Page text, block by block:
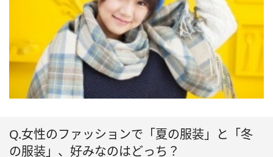
Q.女性のファッションで「夏の服装」と「冬
の服装」、好みなのはどっち？